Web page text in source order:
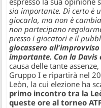
sia importante. Di certo è
giocarla, ma non è
non partecipano
presso i giocatori e il
giocassero
importante. Con la Davis
causa delle tante
Gruppo I e ripartirà nel
Leòn, la cui elezione ha
primo incontro tra la
queste ore al torneo